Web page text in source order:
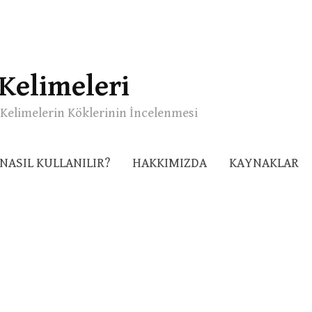
Kelimelerin Köklerinin İncelenmesi
NASIL KULLANILIR? HAKKIMIZDA KAYNAKLAR